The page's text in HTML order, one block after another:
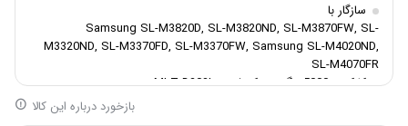
سازگار با
Samsung SL-M3820D, SL-M3820ND, SL-M3870FW, SL-
M3320ND, SL-M3370FD, SL-M3370FW, Samsung SL-M4020ND,
SL-M4070FR
کارکرد 5000 برگ کد فنی MLT-D203L
بازخورد درباره این کالا